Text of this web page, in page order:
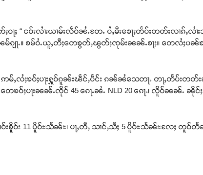
ႈ “ ငဝ်းလၢႆးယၢမ်းလဵဝ်ၼႆႉတႄႉ ပႆႇမီးၶေႃႈတႅပ်းတတ်းလၢၵ်ႇလၢႆး
ျႃႉ။ ၶမ်ဝႆႉယူႇတီႈတေၶွတ်ႇၽွတ်ႈၸုမ်းၼၼ်ႉၶႃႈ။ တေလႆႈပၼ်ၶ
“ ဢမ်ႇလႆႈၶဝ်ႈပႃးႁူဝ်ၵူၼ်းၽဵင်ႇပဵင်း ၵၼ်ၼႆသေတႃႉ တႃႇတႅပ်းတ
ႈပႃးၼၼ်ႉၸိုင် 45 ၵေႃႉၼႆႉ NLD 20 ၵေႃႉ၊ လိူဝ်ၼၼ်ႉ ၼိုင်ႈ
ၶိူဝ်း 11 ပိူဝ်ႊသႅၼ်ႊ၊ ပႃႇတီႇ သၢင်ႇသီႈ 5 ပိူဝ်ႊသႅၼ်ႊလႄႈ တူဝ်